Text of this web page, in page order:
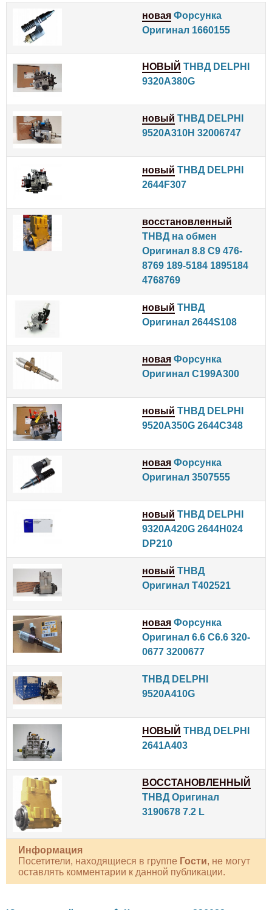
новая Форсунка
Оригинал 1660155
НОВЫЙ ТНВД DELPHI
9320A380G
новый ТНВД DELPHI
9520A310H 32006747
новый ТНВД DELPHI
2644F307
восстановленный
ТНВД на обмен
Оригинал 8.8 C9 476-
8769 189-5184 1895184
4768769
новый ТНВД
Оригинал 2644S108
новая Форсунка
Оригинал C199A300
новый ТНВД DELPHI
9520A350G 2644C348
новая Форсунка
Оригинал 3507555
новый ТНВД DELPHI
9320A420G 2644H024
DP210
новый ТНВД
Оригинал T402521
новая Форсунка
Оригинал 6.6 C6.6 320-
0677 3200677
ТНВД DELPHI
9520A410G
НОВЫЙ ТНВД DELPHI
2641A403
ВОССТАНОВЛЕННЫЙ
ТНВД Оригинал
3190678 7.2 L
Информация
Посетители, находящиеся в группе Гости, не могут
оставлять комментарии к данной публикации.